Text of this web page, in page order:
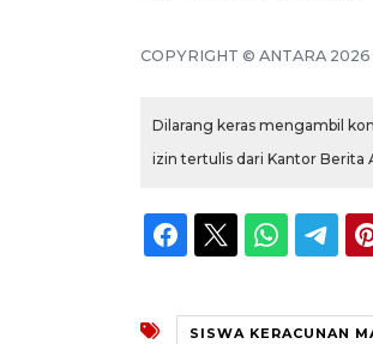
COPYRIGHT © ANTARA 2026
Dilarang keras mengambil
izin tertulis dari Kantor Berita
SISWA KERACUNAN